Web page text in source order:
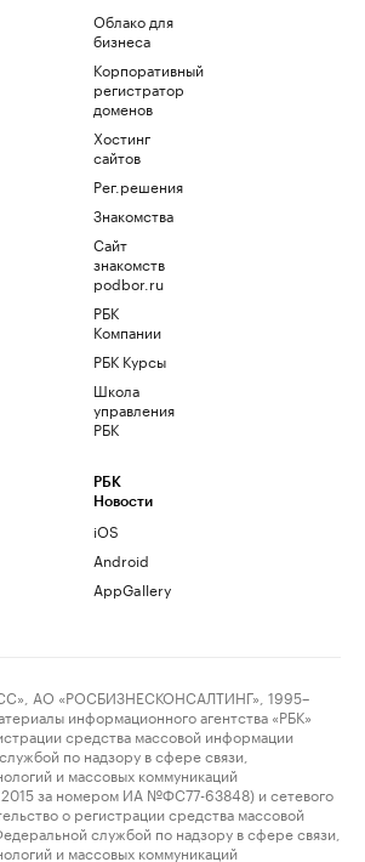
Облако для
бизнеса
Корпоративный
регистратор
доменов
Хостинг
сайтов
Рег.решения
Знакомства
Сайт
знакомств
podbor.ru
РБК
Компании
РБК Курсы
Школа
управления
РБК
РБК
Новости
iOS
Android
AppGallery
АО «РОСБИЗНЕСКОНСАЛТИНГ», 1995–
информационного агентства «РБК»
средства массовой информации
по надзору в сфере связи,
и массовых коммуникаций
за номером ИА №ФС77-63848) и сетевого
о регистрации средства массовой
службой по надзору в сфере связи,
и массовых коммуникаций